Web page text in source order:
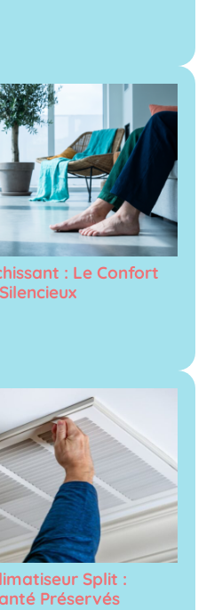
: Le Confort
Split :
Préservés